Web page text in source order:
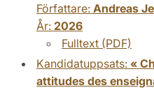
Författare: Andreas
År: 2026
Fulltext (PDF)
Kandidatuppsats: «
attitudes des